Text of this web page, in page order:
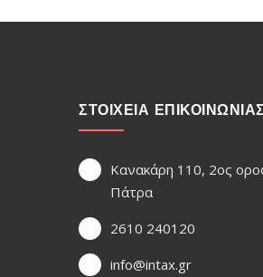
ΣΤΟΙΧΕΙΑ
Κανακάρη 110, 2ος
Πάτρα
2610 240120
info@intax.gr